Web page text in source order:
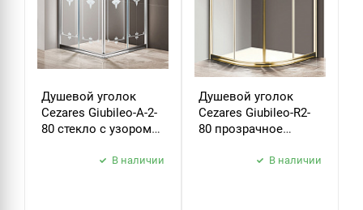
Душевой уголок
Cezares Giubileo-A-2-
80 стекло с узором
В наличии
Душевой уголок
Cezares Giubileo-R2-
80 прозрачное
В наличии